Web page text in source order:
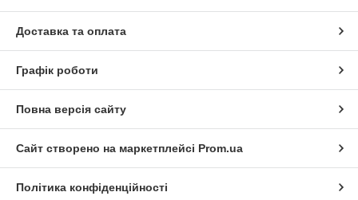
Доставка та оплата
Графік роботи
Повна версія сайту
Сайт створено на маркетплейсі Prom.ua
Політика конфіденційності